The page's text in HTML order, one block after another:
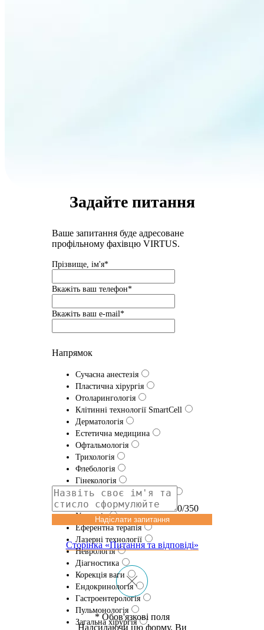
Задайте питання
Ваше запитання буде адресоване
профільному фахівцю VIRTUS.
Прізвище, ім'я*
Вкажіть ваш телефон*
Вкажіть ваш e-mail*
Напрямок
Сучасна анестезія
Пластична хірургія
Отоларингологія
Клітинні технології SmartCell
Дерматологія
Естетична медицина
Офтальмологія
Трихологія
Флебологія
Гінекологія
Травматологія та ортопедія
Проктологія
Урологія
Еферентна терапія
Лазернi технологіï
Неврологія
Діагностика
Корекція ваги
Ендокринологія
Гастроентерологія
Пульмонологія
Загальна хірургія
0/350
Надіслати запитання
Сторінка «Питання та відповіді»
* Обов'язкові поля
Надсилаючи цю форму, Ви